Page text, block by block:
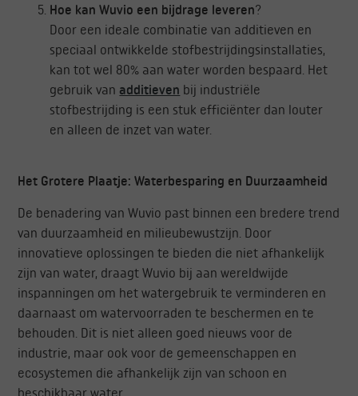
Hoe kan Wuvio een bijdrage leveren?
Door een ideale combinatie van additieven en
speciaal ontwikkelde stofbestrijdingsinstallaties,
kan tot wel 80% aan water worden bespaard. Het
gebruik van additieven bij industriële
stofbestrijding is een stuk efficiënter dan louter
en alleen de inzet van water.
Het Grotere Plaatje: Waterbesparing en Duurzaamheid
De benadering van Wuvio past binnen een bredere trend
van duurzaamheid en milieubewustzijn. Door
innovatieve oplossingen te bieden die niet afhankelijk
zijn van water, draagt Wuvio bij aan wereldwijde
inspanningen om het watergebruik te verminderen en
daarnaast om watervoorraden te beschermen en te
behouden. Dit is niet alleen goed nieuws voor de
industrie, maar ook voor de gemeenschappen en
ecosystemen die afhankelijk zijn van schoon en
beschikbaar water.